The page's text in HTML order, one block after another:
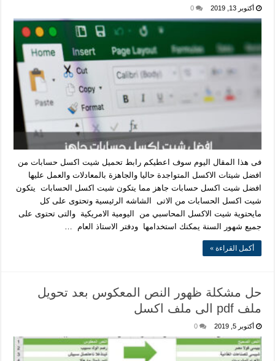
أكتوبر 13, 2019 0
فى هذا المقال اليوم سوف اعطيكم رابط تحميل شيت اكسل حسابات من
افضل شيتات الاكسل المتواجدة حاليا والجاهزة بالمعادلات والعمل عليها
افضل شيت اكسل حسابات جاهز مما يتكون شيت اكسل الحسابات يتكون
شيت اكسل الحسابات من الاتى الشاشه الرئيسية وتحتوى على كل
مايحتوية شيت الاكسل المحاسبي من اليومية الامريكية والتى تحتوى على
جميع شهور السنة يمكنك استخدامها ودفتر الاستاذ العام …
أكمل القراءة »
حل مشكلة ظهور النص المعكوس بعد تحويل
ملف pdf الى ملف اكسل
أكتوبر 5, 2019 0